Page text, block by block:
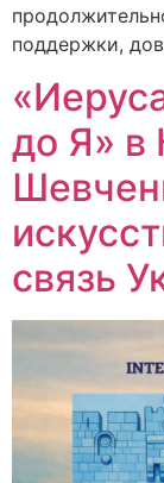
поддержки,
до Я» в
связь